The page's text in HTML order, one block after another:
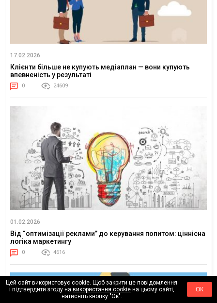
17.02.2026
Клієнти більше не купують медіаплан — вони купують
впевненість у результаті
0 24609
01.02.2026
Від “оптимізації реклами” до керування попитом: ціннісна
логіка маркетингу
0 4616
Цей сайт використовує cookie. Щоб закрити це повідомлення
і підтвердити згоду на використання cookieна цьому сайті,
натисніть кнопку "Ок".
ОК